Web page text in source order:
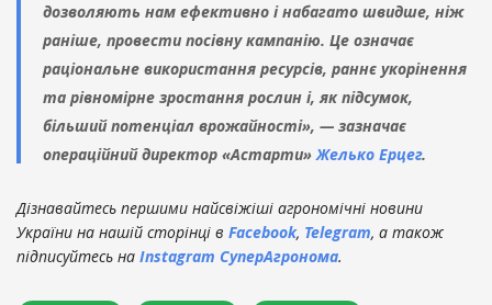
дозволяють нам ефективно і набагато швидше, ніж
раніше, провести посівну кампанію. Це означає
раціональне використання ресурсів, раннє укорінення
та рівномірне зростання рослин і, як підсумок,
більший потенціал врожайності», — зазначає
операційний директор «Астарти»Желько Ерцег.
Дізнавайтесь першими найсвіжіші агрономічні новини
України на нашій сторінці в Facebook, Telegram, а також
підписуйтесь на Instagram СуперАгронома.